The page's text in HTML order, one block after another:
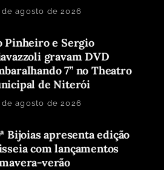
de agosto de 2026
Pinheiro e Sergio
gravam DVD
7” no Theatro
de Niterói
de agosto de 2026
Bijoias apresenta edição
com lançamentos
verão